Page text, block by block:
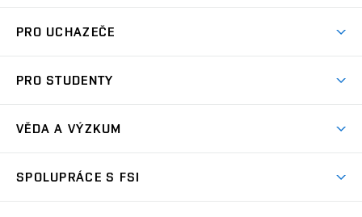
PRO UCHAZEČE
Ambasadoři studia
Zápisy
PRO STUDENTY
Studijní předpisy
VĚDA A VÝZKUM
SPOLUPRÁCE S FSI